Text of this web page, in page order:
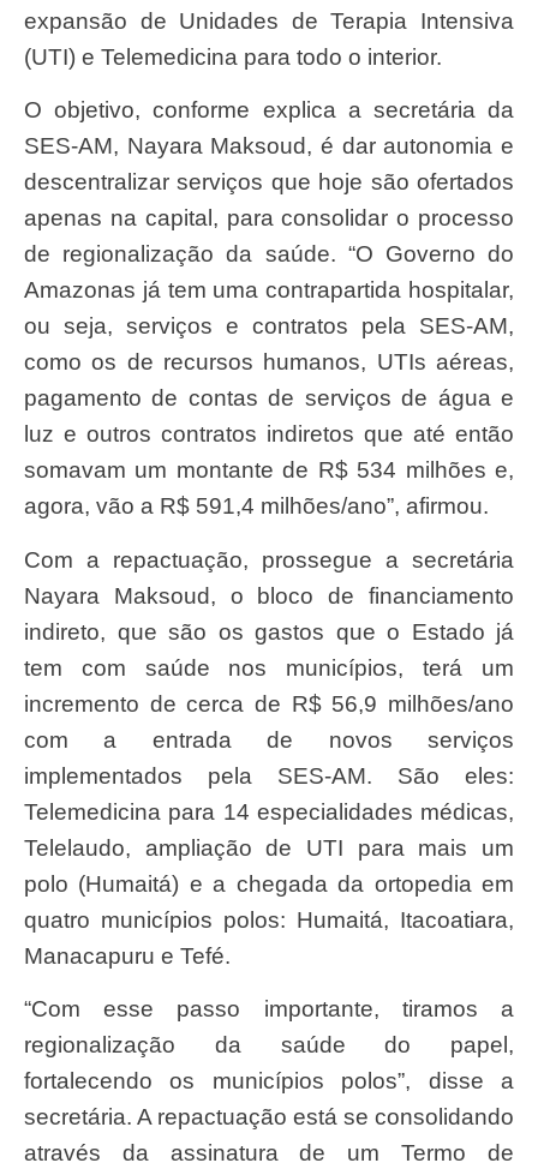
expansão de Unidades de Terapia Intensiva
(UTI) e Telemedicina para todo o interior.
O objetivo, conforme explica a secretária da
SES-AM, Nayara Maksoud, é dar autonomia e
descentralizar serviços que hoje são ofertados
apenas na capital, para consolidar o processo
de regionalização da saúde. “O Governo do
Amazonas já tem uma contrapartida hospitalar,
ou seja, serviços e contratos pela SES-AM,
como os de recursos humanos, UTIs aéreas,
pagamento de contas de serviços de água e
luz e outros contratos indiretos que até então
somavam um montante de R$ 534 milhões e,
agora, vão a R$ 591,4 milhões/ano”, afirmou.
Com a repactuação, prossegue a secretária
Nayara Maksoud, o bloco de financiamento
indireto, que são os gastos que o Estado já
tem com saúde nos municípios, terá um
incremento de cerca de R$ 56,9 milhões/ano
com a entrada de novos serviços
implementados pela SES-AM. São eles:
Telemedicina para 14 especialidades médicas,
Telelaudo, ampliação de UTI para mais um
polo (Humaitá) e a chegada da ortopedia em
quatro municípios polos: Humaitá, Itacoatiara,
Manacapuru e Tefé.
“Com esse passo importante, tiramos a
regionalização da saúde do papel,
fortalecendo os municípios polos”, disse a
secretária. A repactuação está se consolidando
através da assinatura de um Termo de